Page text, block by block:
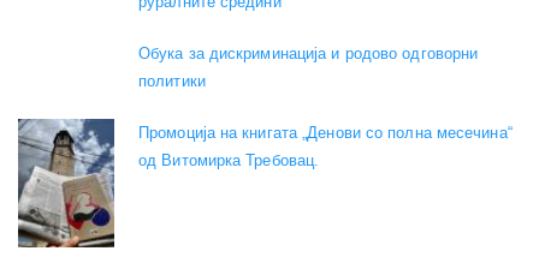
Обука за дискриминација и родово одговорни
политики
Промоција на книгата „Денови со полна месечина“
од Витомирка Требовац.